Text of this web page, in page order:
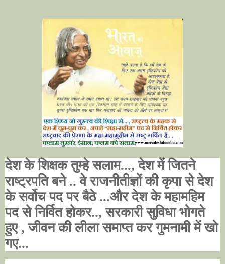
देश के शिक्षक तुम्हे सलाम...,देश में जितने
राष्ट्रपति बने .. वे राजनीतीज्ञों की कृपा से देश
के सर्वोच पद पर बैठे ...और देश के महामहिम
पद से निर्वित होकर..,सरकारी सुविधा भोगते
हुए ,जीवन की लीला समाप्त कर गुमनामी में खो
गए...